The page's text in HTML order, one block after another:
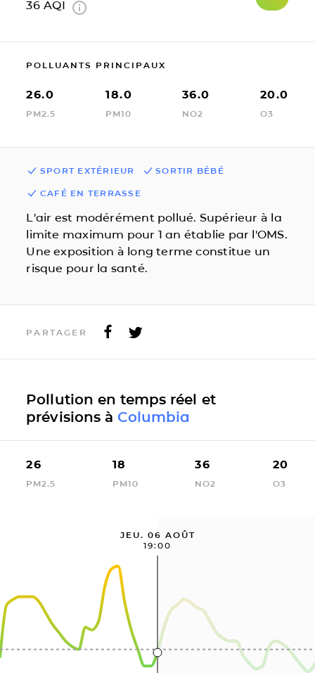
36 AQI
POLLUANTS PRINCIPAUX
26.0
PM2.5
18.0
PM10
36.0
NO2
20.0
O3
SPORT EXTÉRIEUR SORTIR BÉBÉ
CAFÉ EN TERRASSE
L'air est modérément pollué. Supérieur à la
limite maximum pour 1 an établie par l'OMS.
Une exposition à long terme constitue un
risque pour la santé.
PARTAGER
Pollution en temps réel et
prévisions à Columbia
26
PM2.5
18
PM10
36
NO2
20
O3
JEU. 06 AOÛT
19:00